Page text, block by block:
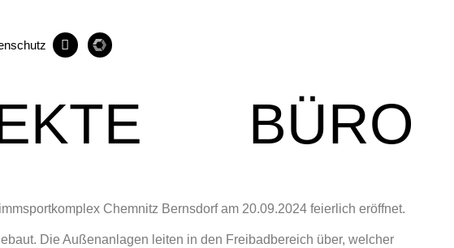
BÜRO
Chemnitz Bernsdorf am 20.09.2024 feierlich eröffnet.
Die Außenanlagen leiten in den Freibadbereich über, welcher